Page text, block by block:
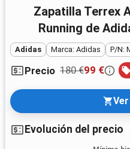
Zapatilla Terrex Agravic Speed Trail
Running de
Adidas Marca: Adidas P/N:
Precio 180 €99 €
Evolución del precio